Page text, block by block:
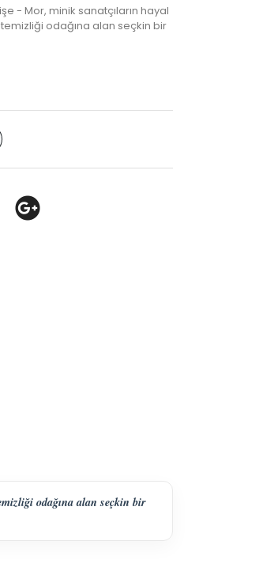
- Mor, minik sanatçıların hayal
odağına alan seçkin bir
odağına alan seçkin bir